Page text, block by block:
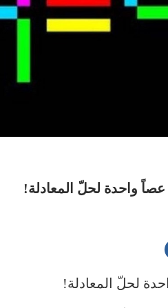
عصاً واحدة لحلّ المعادلة!
لحلّ المعادلة!